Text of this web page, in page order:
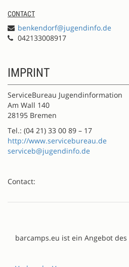
CONTACT
benkendorf@jugendinfo.de
042133008917
IMPRINT
ServiceBureau Jugendinformation
Am Wall 140
28195 Bremen
Tel.: (04 21) 33 00 89 – 17
http://www.servicebureau.de
serviceb@jugendinfo.de
Contact:
barcamps.eu ist ein Angebot des